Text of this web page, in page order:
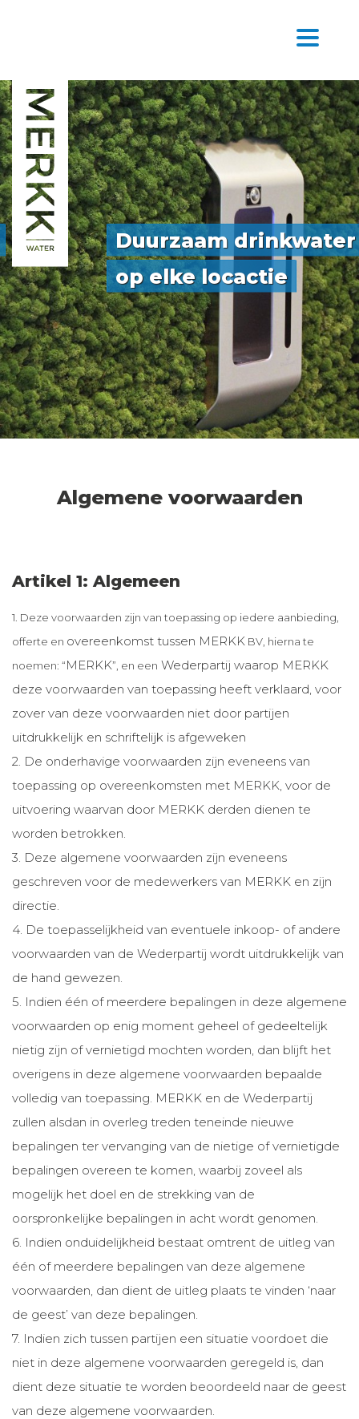
Duurzaam drinkwater
op elke locactie
Algemene voorwaarden
Artikel 1: Algemeen
1. Deze voorwaarden zijn van toepassing op iedere aanbieding,
offerte en overeenkomst tussen MERKK BV, hierna te
noemen: “MERKK”, en een Wederpartij waarop MERKK
deze voorwaarden van toepassing heeft verklaard, voor
zover van deze voorwaarden niet door partijen
uitdrukkelijk en schriftelijk is afgeweken
2. De onderhavige voorwaarden zijn eveneens van
toepassing op overeenkomsten met MERKK, voor de
uitvoering waarvan door MERKK derden dienen te
worden betrokken.
3. Deze algemene voorwaarden zijn eveneens
geschreven voor de medewerkers van MERKK en zijn
directie.
4. De toepasselijkheid van eventuele inkoop- of andere
voorwaarden van de Wederpartij wordt uitdrukkelijk van
de hand gewezen.
5. Indien één of meerdere bepalingen in deze algemene
voorwaarden op enig moment geheel of gedeeltelijk
nietig zijn of vernietigd mochten worden, dan blijft het
overigens in deze algemene voorwaarden bepaalde
volledig van toepassing. MERKK en de Wederpartij
zullen alsdan in overleg treden teneinde nieuwe
bepalingen ter vervanging van de nietige of vernietigde
bepalingen overeen te komen, waarbij zoveel als
mogelijk het doel en de strekking van de
oorspronkelijke bepalingen in acht wordt genomen.
6. Indien onduidelijkheid bestaat omtrent de uitleg van
één of meerdere bepalingen van deze algemene
voorwaarden, dan dient de uitleg plaats te vinden ‘naar
de geest’ van deze bepalingen.
7. Indien zich tussen partijen een situatie voordoet die
niet in deze algemene voorwaarden geregeld is, dan
dient deze situatie te worden beoordeeld naar de geest
van deze algemene voorwaarden.